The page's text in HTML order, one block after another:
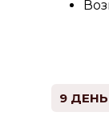
9 ДЕНЬ